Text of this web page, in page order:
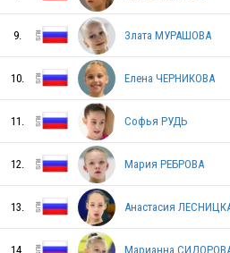
RUS
RUS
9. Злата МУРАШОВА
10. Елена ЧЕРНИКОВА
11. Софья РУДЬ
12. Мария РЕБРОВА
13. Анастасия
14. Марианна